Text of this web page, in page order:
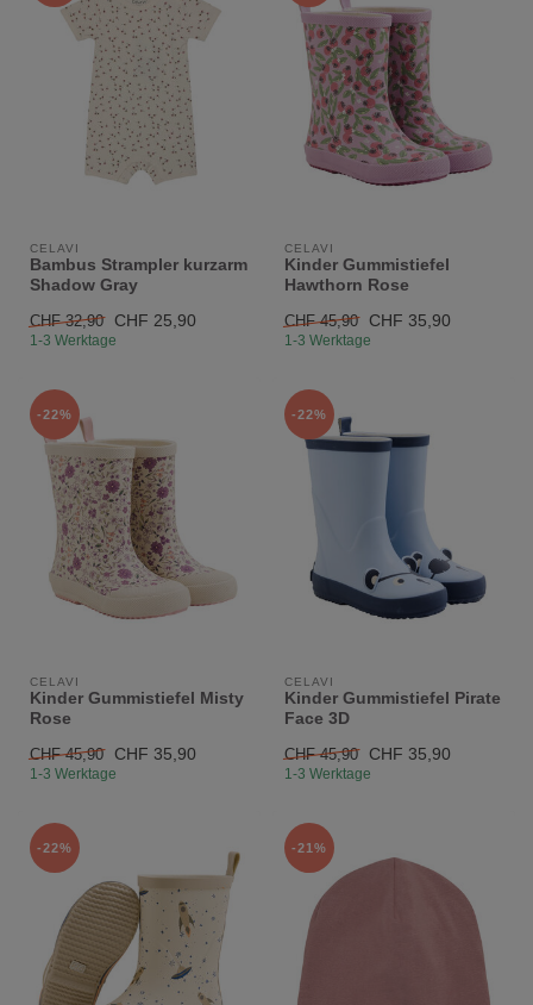
CELAVI
Bambus Strampler kurzarm
Shadow Gray
CHF 32,90 CHF 25,90
1-3 Werktage
CELAVI
Kinder Gummistiefel
Hawthorn Rose
CHF 45,90 CHF 35,90
1-3 Werktage
-22%
CELAVI
Kinder Gummistiefel Misty
Rose
CHF 45,90 CHF 35,90
1-3 Werktage
-22%
CELAVI
Kinder Gummistiefel Pirate
Face 3D
CHF 45,90 CHF 35,90
1-3 Werktage
-22% -21%